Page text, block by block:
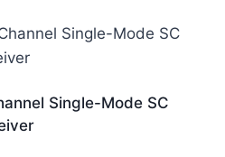
Single-Mode SC